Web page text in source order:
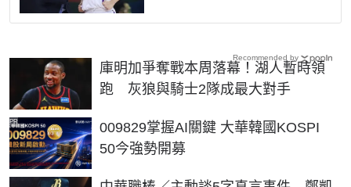
庫明加爭奪戰本周落幕！湖人暫時領
跑 灰狼與騎士2隊成最大對手
009829掌握AI關鍵 大華韓國KOSPI
50今強勢開募
PR
Recommended by